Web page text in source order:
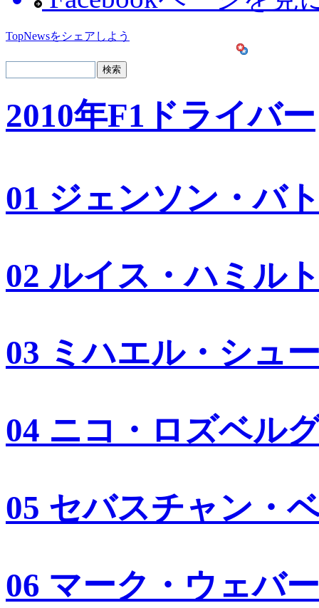
TopNewsをシェアしよう
2010年F1ドライバー
01 ジェンソン・バ
02 ルイス・ハミル
03 ミハエル・シュ
04 ニコ・ロズベル
05 セバスチャン・
06 マーク・ウェバー